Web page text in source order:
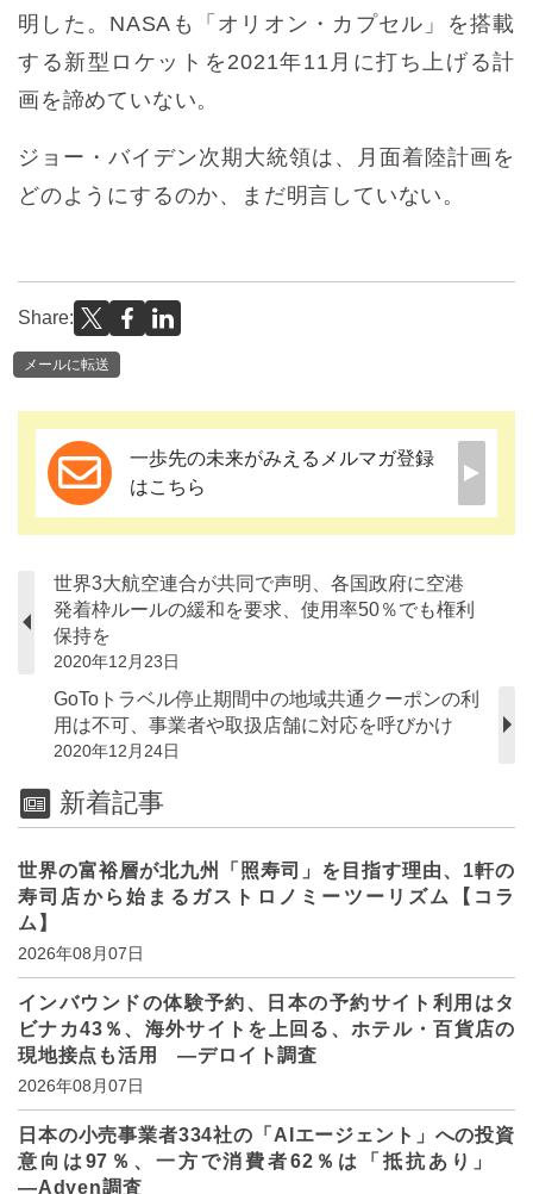
明した。NASAも「オリオン・カプセル」を搭載
する新型ロケットを2021年11月に打ち上げる計
画を諦めていない。
ジョー・バイデン次期大統領は、月面着陸計画を
どのようにするのか、まだ明言していない。
Share:
メールに転送
一歩先の未来がみえるメルマガ登録
はこちら
世界3大航空連合が共同で声明、各国政府に空港
発着枠ルールの緩和を要求、使用率50％でも権利
保持を
2020年12月23日
GoToトラベル停止期間中の地域共通クーポンの利
用は不可、事業者や取扱店舗に対応を呼びかけ
2020年12月24日
新着記事
世界の富裕層が北九州「照寿司」を目指す理由、1軒の
寿司店から始まるガストロノミーツーリズム【コラ
ム】
2026年08月07日
インバウンドの体験予約、日本の予約サイト利用はタ
ビナカ43％、海外サイトを上回る、ホテル・百貨店の
現地接点も活用 ―デロイト調査
2026年08月07日
日本の小売事業者334社の「AIエージェント」への投資
意向は97％、一方で消費者62％は「抵抗あり」
―Adyen調査